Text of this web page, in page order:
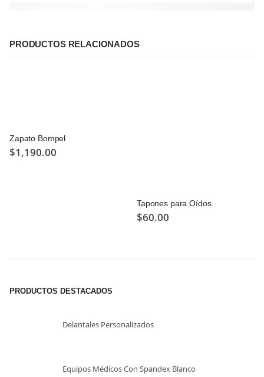
PRODUCTOS RELACIONADOS
Zapato Bompel
$1,190.00
Tapones para Oídos
$60.00
PRODUCTOS DESTACADOS
Delantales Personalizados
Equipos Médicos Con Spandex Blanco